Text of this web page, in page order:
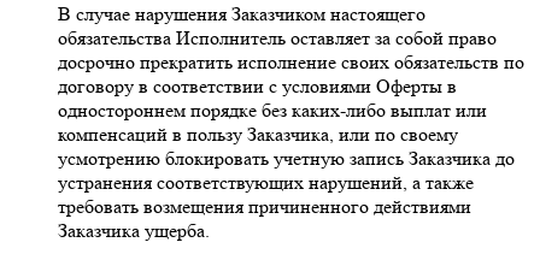
В случае нарушения Заказчиком настоящего
обязательства Исполнитель оставляет за собой право
досрочно прекратить исполнение своих обязательств по
договору в соответствии с условиями Оферты в
одностороннем порядке без каких-либо выплат или
компенсаций в пользу Заказчика, или по своему
усмотрению блокировать учетную запись Заказчика до
устранения соответствующих нарушений, а также
требовать возмещения причиненного действиями
Заказчика ущерба.